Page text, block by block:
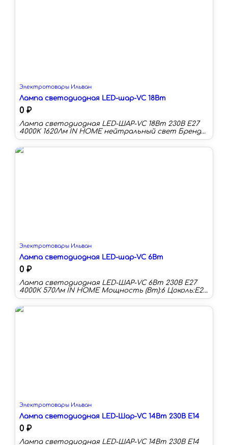
Электротовары Ильван
Лампа светодиодная LED-шар-VC 18Вт
0 ₽
Лампа светодиодная LED-ШАР-VC 18Вт 230В E27
4000K 1620Лм IN HOME нейтральный свет Бренд
— IN Home Срок службы (ч) — 30000 Гарантийный
срок (мес) — 24 Индекс цветопередачи (Ra) — 80-89
Цоколь — E27
Электротовары Ильван
Лампа светодиодная LED-шар-VC 6Вт
0 ₽
Лампа светодиодная LED-ШАР-VC 6Вт 230В Е27
4000К 570Лм IN HOME Мощность (Вт):6 Цоколь:E27
Цветовая температура:4000 К Длина:83 мм Тип
колбы:G Световой поток:570 лм Световая
отдача:95 лм/Вт
Электротовары Ильван
Лампа светодиодная LED-Шар-VC 14Вт 230В E14
0 ₽
Лампа светодиодная LED-ШАР-VC 14Вт 230В E14